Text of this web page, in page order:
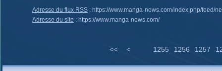
Adresse du flux RSS : https://www.manga-news.com/index.php/feed/
Adresse du site : https://www.manga-news.com/
<< < 1255 1256 1257